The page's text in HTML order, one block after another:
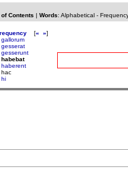
of Contents | Words: Alphabetical-
[« »]
gallorum
gesserat
gesserunt
habebat
haberent
hac
hi